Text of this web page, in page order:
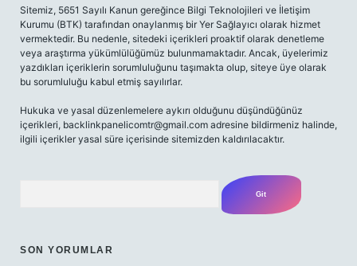
Sitemiz, 5651 Sayılı Kanun gereğince Bilgi Teknolojileri ve İletişim
Kurumu (BTK) tarafından onaylanmış bir Yer Sağlayıcı olarak hizmet
vermektedir. Bu nedenle, sitedeki içerikleri proaktif olarak denetleme
veya araştırma yükümlülüğümüz bulunmamaktadır. Ancak, üyelerimiz
yazdıkları içeriklerin sorumluluğunu taşımakta olup, siteye üye olarak
bu sorumluluğu kabul etmiş sayılırlar.
Hukuka ve yasal düzenlemelere aykırı olduğunu düşündüğünüz
içerikleri, backlinkpanelicomtr@gmail.com adresine bildirmeniz halinde,
ilgili içerikler yasal süre içerisinde sitemizden kaldırılacaktır.
SON YORUMLAR